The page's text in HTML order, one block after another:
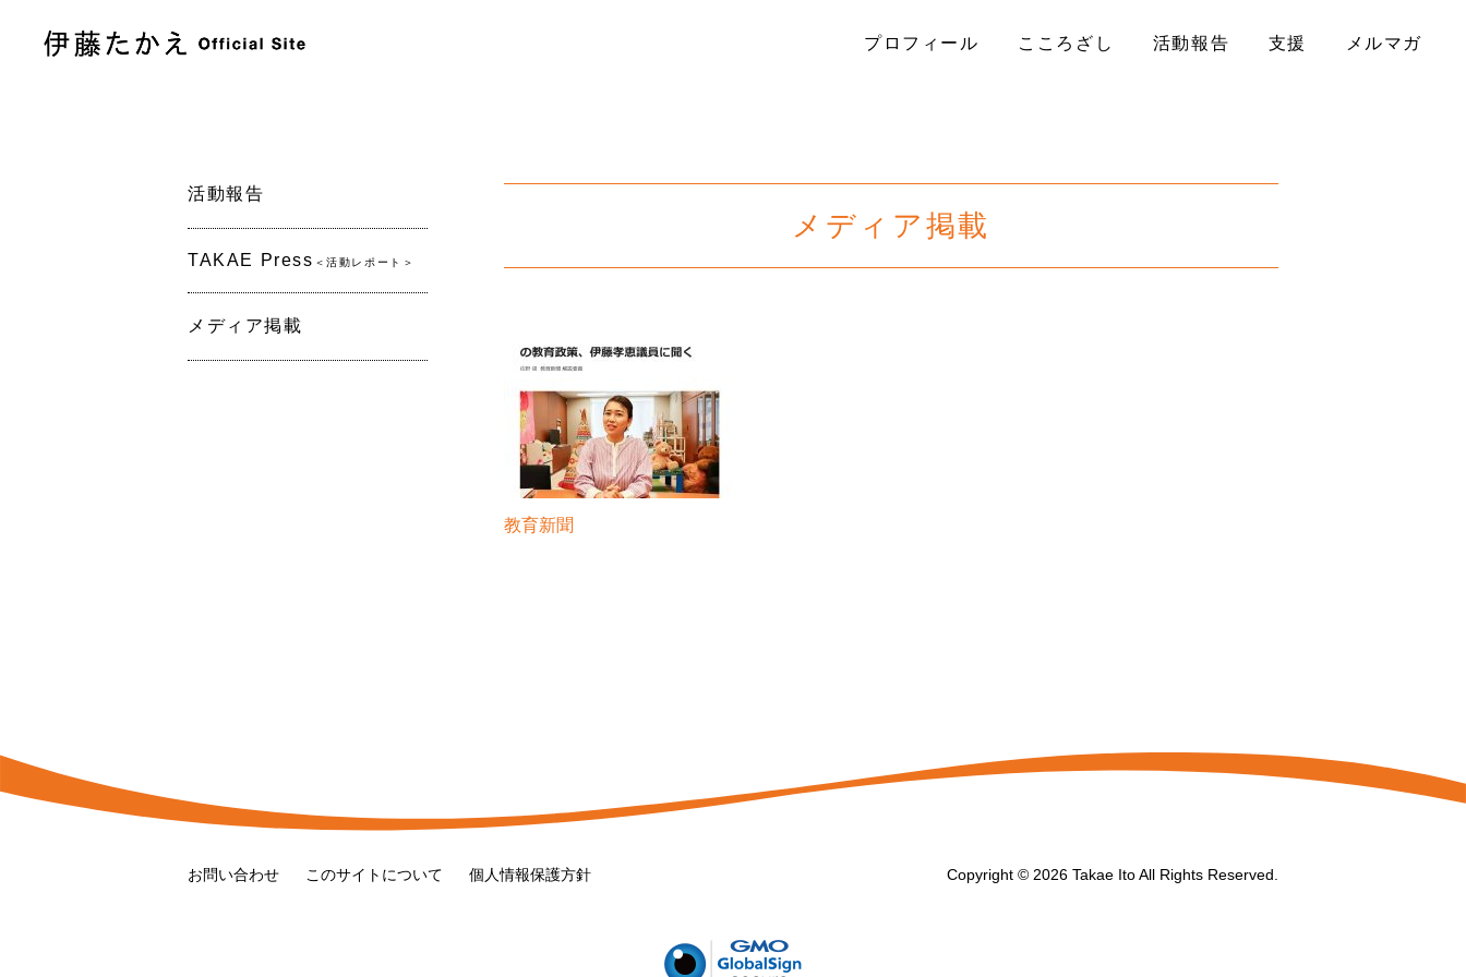
プロフィール こころざし 活動報告 支援 メルマガ
活動報告
TAKAE Press ＜活動レポート＞
メディア掲載
メディア掲載
教育新聞
お問い合わせ このサイトについて 個人情報保護方針 Copyright © 2026 Takae Ito All Rights Reserved.